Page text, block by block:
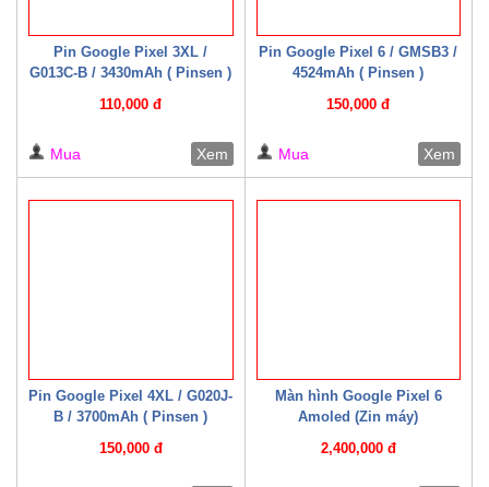
Pin Google Pixel 3XL /
G013C-B / 3430mAh ( Pinsen )
110,000 đ
Mua Xem
Pin Google Pixel 6 / GMSB3 /
4524mAh ( Pinsen )
150,000 đ
Mua Xem
Pin Google Pixel 4XL / G020J-
B / 3700mAh ( Pinsen )
150,000 đ
Màn hình Google Pixel 6
Amoled (Zin máy)
2,400,000 đ